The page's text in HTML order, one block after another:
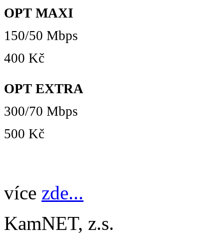
OPT MAXI
150/50 Mbps
400 Kč
OPT EXTRA
300/70 Mbps
500 Kč
více zde...
KamNET, z.s.